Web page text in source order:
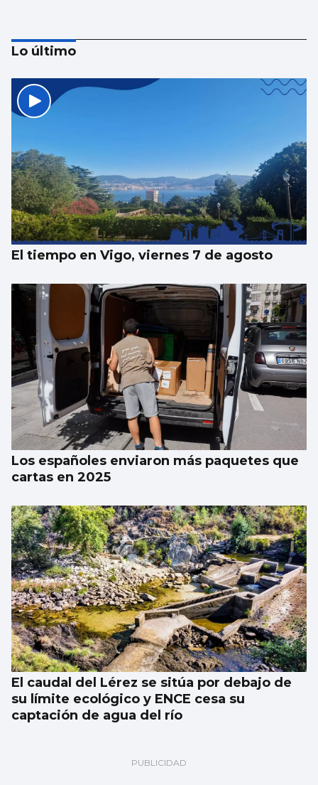
Alquilar un piso vacacional en Samil cuesta
1.250 euros a la semana
Lo último
El tiempo en Vigo, viernes 7 de agosto
Los españoles enviaron más paquetes que
cartas en 2025
El caudal del Lérez se sitúa por debajo de
su límite ecológico y ENCE cesa su
captación de agua del río